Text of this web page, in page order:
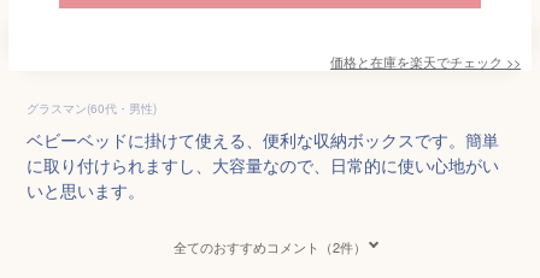
価格と在庫を楽天でチェック >>
グラスマン(60代・男性)
ベビーベッドに掛けて使える、便利な収納ボックスです。簡単
に取り付けられますし、大容量なので、日常的に使い心地がい
いと思います。
全てのおすすめコメント（2件）